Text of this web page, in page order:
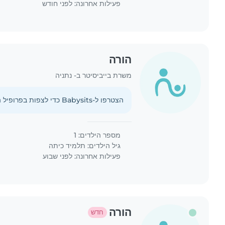
פעילות אחרונה: לפני חודש
הורה
משרת בייביסיטר ב- נתניה
הצטרפו ל-Babysits כדי לצפות בפרופיל המלא הזה.
מספר הילדים: 1
גיל הילדים: תלמיד כיתה
פעילות אחרונה: לפני שבוע
הורה חדש